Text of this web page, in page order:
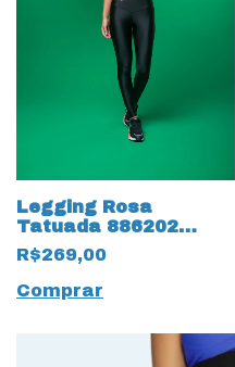
Legging Rosa
Tatuada 886202
15892 Fitness
Trilobal Preto
R$269,00
Comprar